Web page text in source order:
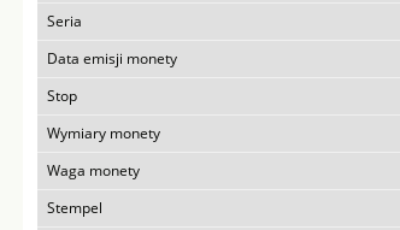
Seria
Data emisji monety
Stop
Wymiary monety
Waga monety
Stempel